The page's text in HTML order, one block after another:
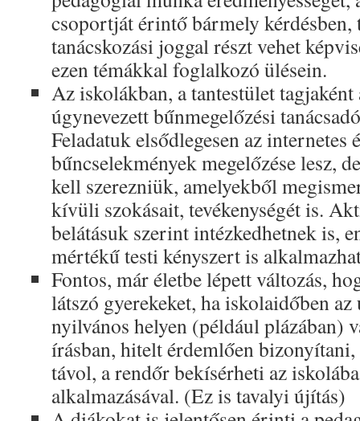
csoportját érintő bármely kérdésben,
tanácskozási joggal részt vehet
ezen témákkal foglalkozó ülésein.
Az iskolákban, a tantestület
úgynevezett bűnmegelőzési
Feladatuk elsődlegesen az internetes
bűncselekmények megelőzése lesz,
kell szerezniük, amelyekből
kívüli szokásait, tevékenységét is.
belátásuk szerint intézkedhetnek is,
mértékű testi kényszert is
Fontos, már életbe lépett változás,
látszó gyerekeket, ha iskolaidőben
nyilvános helyen (például plázában)
írásban, hitelt érdemlően
távol, a rendőr bekísérheti az
alkalmazásával. (Ez is tavalyi újítás)